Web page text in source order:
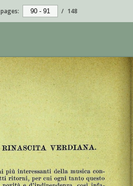
pages: / 148